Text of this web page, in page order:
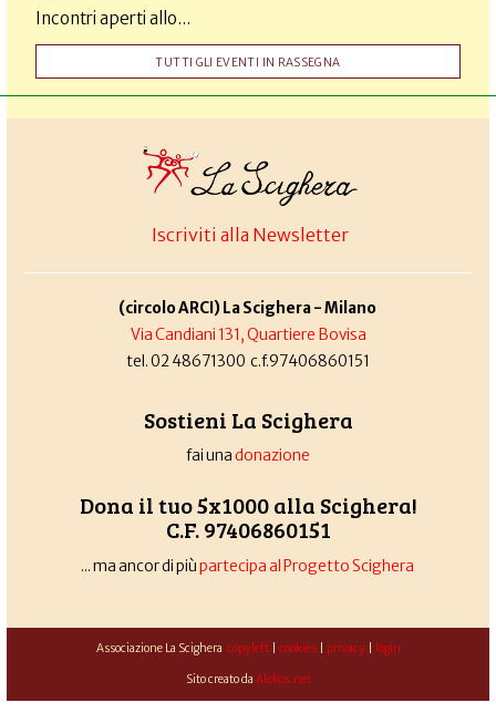
Incontri aperti allo...
TUTTI GLI EVENTI IN RASSEGNA
Iscriviti alla Newsletter
(circolo ARCI) La Scighera - Milano
Via Candiani 131, Quartiere Bovisa
tel. 02 48671300 c.f.97406860151
Sostieni La Scighera
fai unadonazione
Dona il tuo 5x1000 alla Scighera!
C.F. 97406860151
... ma ancor di piùpartecipa al Progetto Scighera
Associazione La Scighera copyleft| cookies| privacy| login
Sito creato da Alekos.net